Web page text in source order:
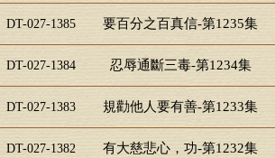
DT-027-1385 要百分之百真信-第1235集
DT-027-1384 忍辱通斷三毒-第1234集
DT-027-1383 規勸他人要有善-第1233集
DT-027-1382 有大慈悲心，功-第1232集